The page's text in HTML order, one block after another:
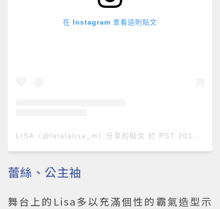
在 Instagram 查看這則貼文
LISA（@lalalalisa_m）分享的貼文 於 PST 2019 年 11月 月 3 日 下午 8:21
蕾絲、公主袖
舞台上的Lisa多以充滿個性的霸氣造型示